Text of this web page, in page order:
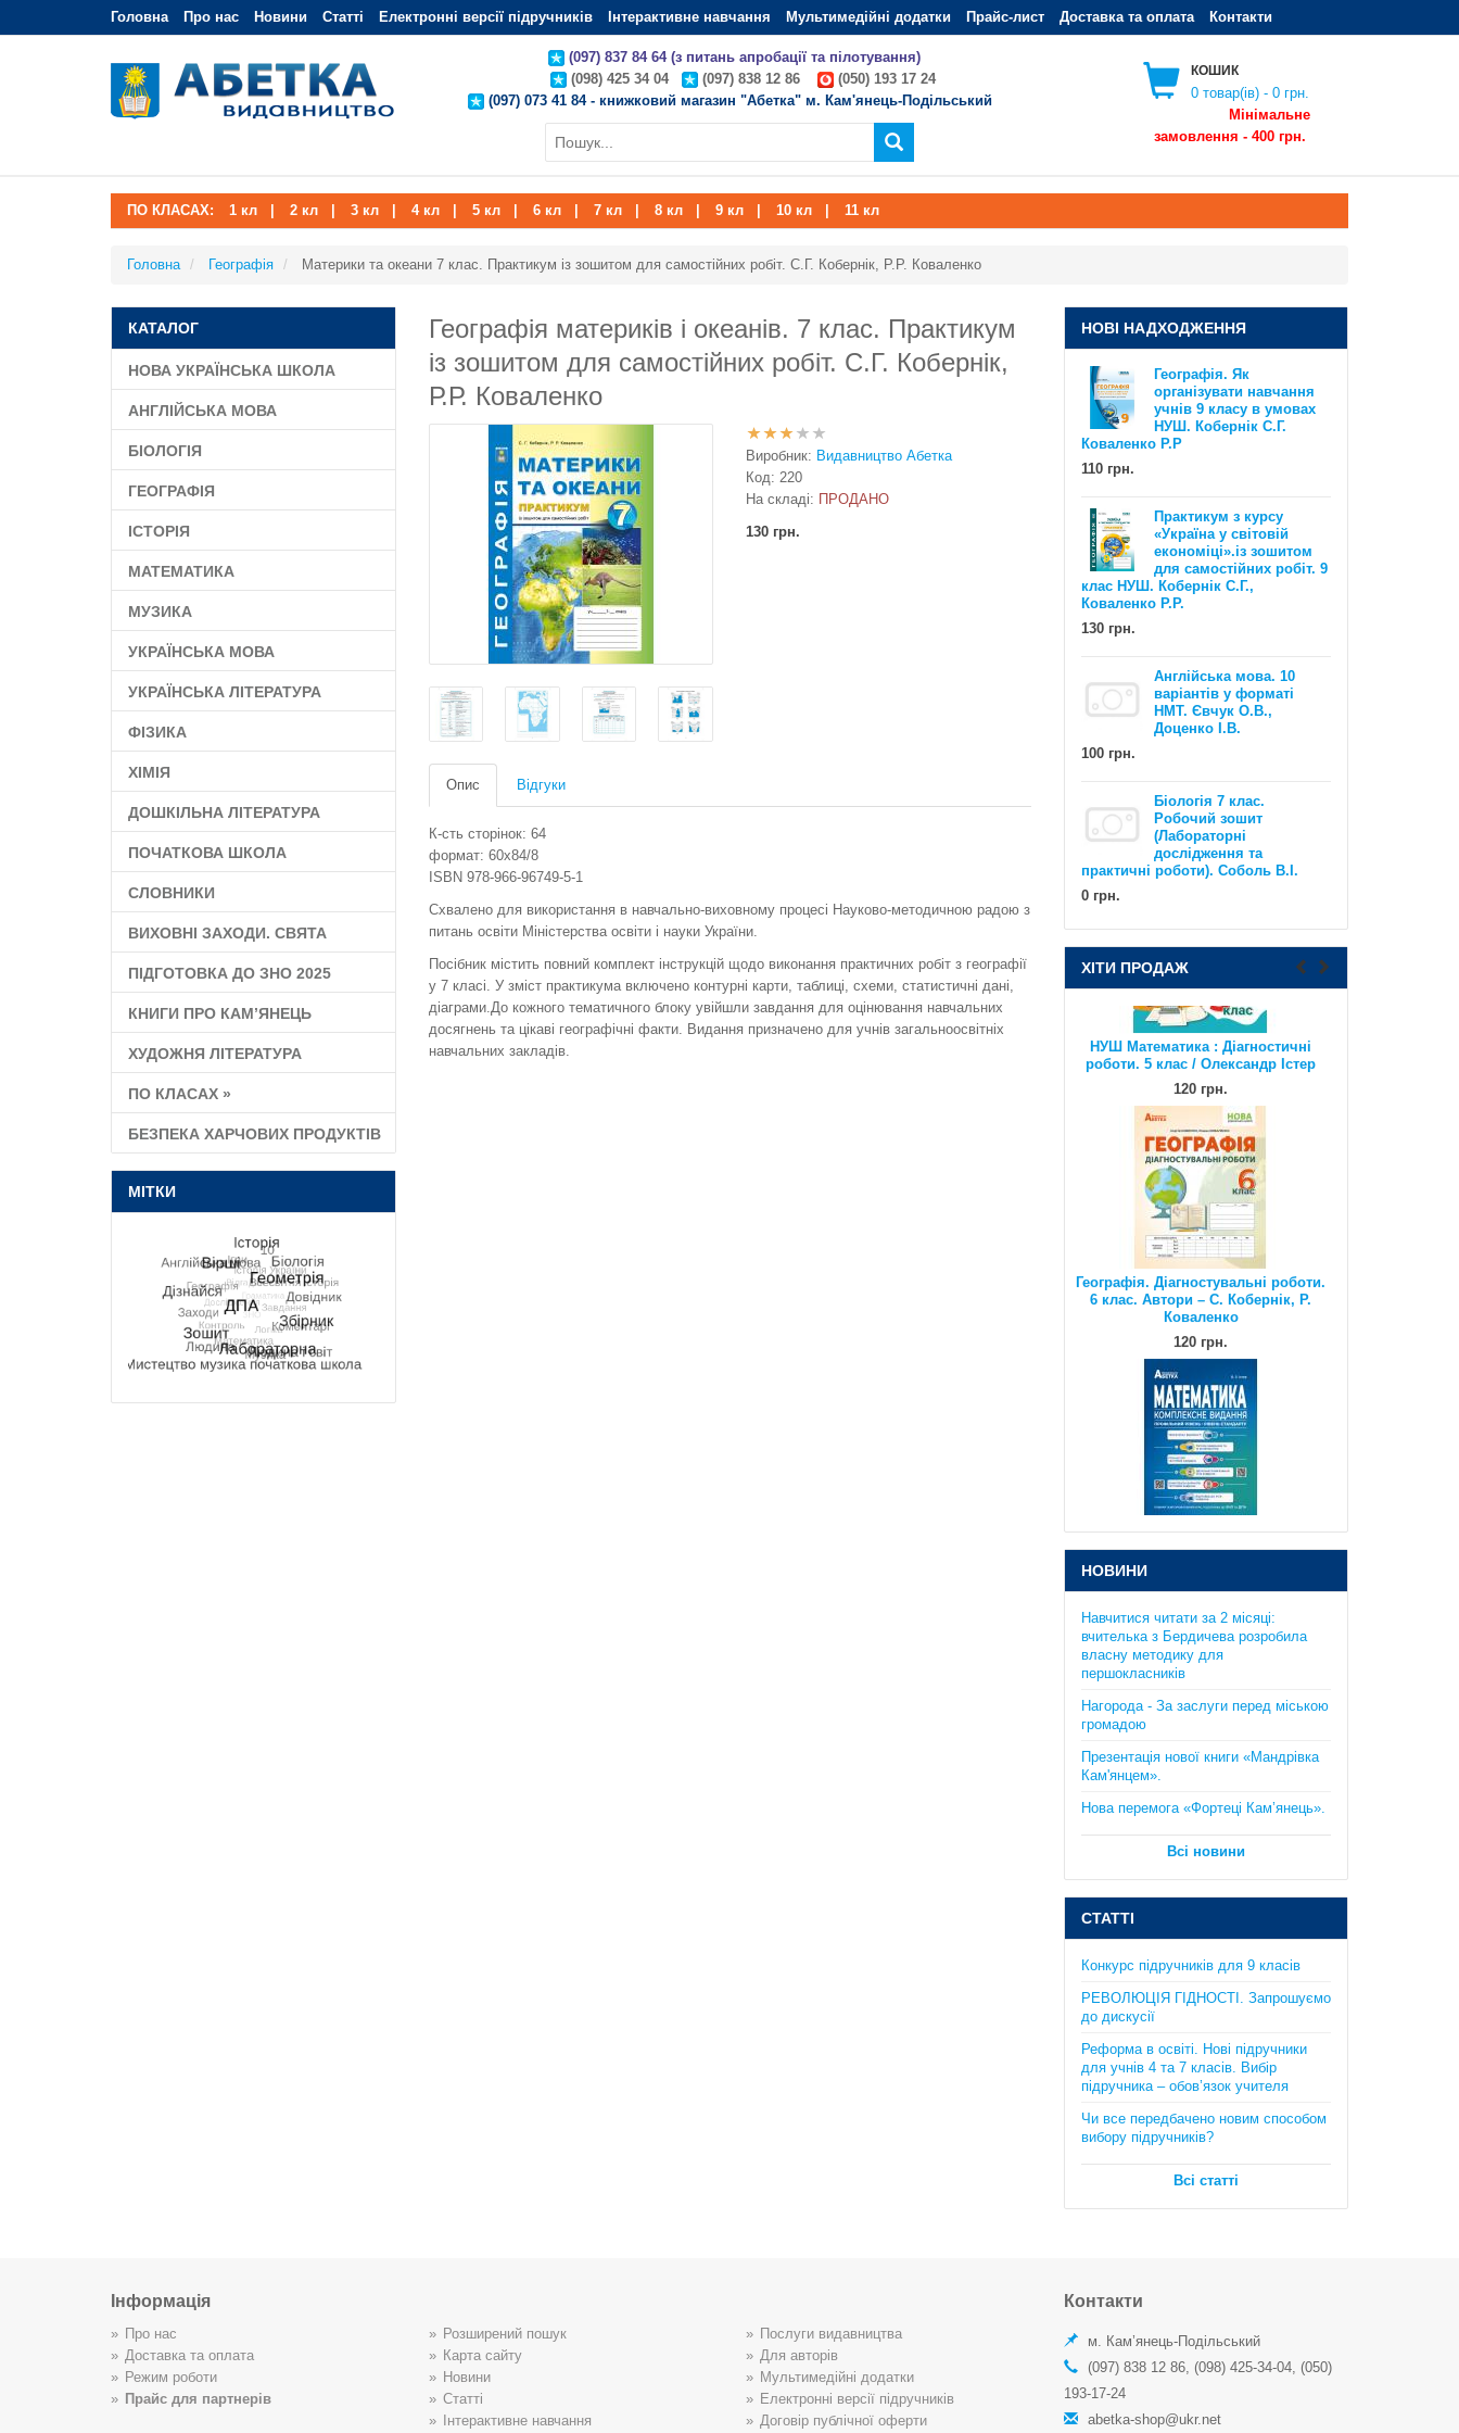
Головна Про нас Новини Статті Електронні версії підручників Інтерактивне навчання Мультимедійні додатки Прайс-лист Доставка та оплата Контакти
(097) 837 84 64 (з питань апробації та пілотування)
(098) 425 34 04
(097) 838 12 86
(050) 193 17 24
(097) 073 41 84 - книжковий магазин "Абетка" м. Кам'янець-Подільський
КОШИК
0 товар(ів) - 0 грн.
Мінімальне
замовлення - 400 грн.
ПО КЛАСАХ: 1 кл 2 кл 3 кл 4 кл 5 кл 6 кл 7 кл 8 кл 9 кл 10 кл 11 кл
Головна Географія Материки та океани 7 клас. Практикум із зошитом для самостійних робіт. С.Г. Кобернік, Р.Р. Коваленко
КАТАЛОГ
НОВА УКРАЇНСЬКА ШКОЛА
АНГЛІЙСЬКА МОВА
БІОЛОГІЯ
ГЕОГРАФІЯ
ІСТОРІЯ
МАТЕМАТИКА
МУЗИКА
УКРАЇНСЬКА МОВА
УКРАЇНСЬКА ЛІТЕРАТУРА
ФІЗИКА
ХІМІЯ
ДОШКІЛЬНА ЛІТЕРАТУРА
ПОЧАТКОВА ШКОЛА
СЛОВНИКИ
ВИХОВНІ ЗАХОДИ. СВЯТА
ПІДГОТОВКА ДО ЗНО 2025
КНИГИ ПРО КАМ’ЯНЕЦЬ
ХУДОЖНЯ ЛІТЕРАТУРА
ПО КЛАСАХ »
БЕЗПЕКА ХАРЧОВИХ ПРОДУКТІВ
МІТКИ
Географія материків і океанів. 7 клас. Практикум
із зошитом для самостійних робіт. С.Г. Кобернік,
Р.Р. Коваленко
Виробник: Видавництво Абетка
Код: 220
На складі: ПРОДАНО
130 грн.
Опис Відгуки
К-сть сторінок: 64
формат: 60x84/8
ISBN 978-966-96749-5-1
Схвалено для використання в навчально-виховному процесі Науково-методичною радою з
питань освіти Міністерства освіти і науки України.
Посібник містить повний комплект інструкцій щодо виконання практичних робіт з географії
у 7 класі. У зміст практикума включено контурні карти, таблиці, схеми, статистичні дані,
діаграми.До кожного тематичного блоку увійшли завдання для оцінювання навчальних
досягнень та цікаві географічні факти. Видання призначено для учнів загальноосвітніх
навчальних закладів.
НОВІ НАДХОДЖЕННЯ
Географія. Як
організувати навчання
учнів 9 класу в умовах
НУШ. Кобернік С.Г.
Коваленко Р.Р
110 грн.
Практикум з курсу
«Україна у світовій
економіці».із зошитом
для самостійних робіт. 9
клас НУШ. Кобернік С.Г.,
Коваленко Р.Р.
130 грн.
Англійська мова. 10
варіантів у форматі
НМТ. Євчук О.В.,
Доценко І.В.
100 грн.
Біологія 7 клас.
Робочий зошит
(Лабораторні
дослідження та
практичні роботи). Соболь В.І.
0 грн.
ХІТИ ПРОДАЖ
Географія. Як організувати
навчання учнів 6 класу в умовах
НУШ. Методичний посібник для
вчителя. Кобернік С.Г. Коваленко
EXAM WORKOUT Англійська мова.
Комплексна підготовка до ЗНО та
ДПА. Рівні В1 та В2. Євчук О.В.,
Доценко І.В.
НУШ Математика : Діагностичні
роботи. 5 клас / Олександр Істер
120 грн.
Географія. Діагностувальні роботи.
6 клас. Автори – С. Кобернік, Р.
Коваленко
120 грн.
Математика. Комплексне видання.
Повний повторювальний курс,
підготовка до ЗНО та ДПА. Істер
О.С.
385 грн.
Практикум з курсу "Планета
Земля": 6 клас. Кобернік С.Г.,
Математика. Довідник + тести
підготовка до ЗНО та ДПА) . Істер
385 грн.
НОВИНИ
Навчитися читати за 2 місяці:
вчителька з Бердичева розробила
власну методику для
першокласників
Нагорода - За заслуги перед міською
громадою
Презентація нової книги «Мандрівка
Кам'янцем».
Нова перемога «Фортеці Кам’янець».
Всі новини
СТАТТІ
Конкурс підручників для 9 класів
РЕВОЛЮЦІЯ ГІДНОСТІ. Запрошуємо
до дискусії
Реформа в освіті. Нові підручники
для учнів 4 та 7 класів. Вибір
підручника – обов’язок учителя
Чи все передбачено новим способом
вибору підручників?
Всі статті
Інформація
Про нас
Доставка та оплата
Режим роботи
Прайс для партнерів
Розширений пошук
Карта сайту
Новини
Статті
Інтерактивне навчання
Послуги видавництва
Для авторів
Мультимедійні додатки
Електронні версії підручників
Договір публічної оферти
Контакти
м. Кам’янець-Подільський
(097) 838 12 86, (098) 425-34-04, (050)
193-17-24
abetka-shop@ukr.net